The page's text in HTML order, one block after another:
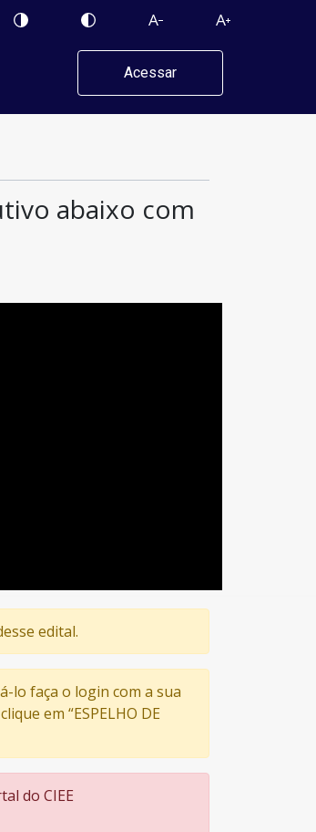
Acessar
abaixo com
edital.
lo faça o login com a sua
em “ESPELHO DE
do CIEE